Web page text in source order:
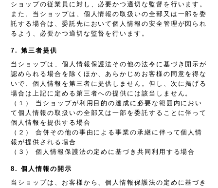
ショップの従業員に対し、必要かつ適切な監督を行います。
また、当ショップは、個人情報の取扱いの全部又は一部を委
託する場合は、委託先において個人情報の安全管理が図られ
るよう、必要かつ適切な監督を行います。
7. 第三者提供
当ショップは、個人情報保護法その他の法令に基づき開示が
認められる場合を除くほか、あらかじめお客様の同意を得な
いで、個人情報を第三者に提供しません。但し、次に掲げる
場合は上記に定める第三者への提供には該当しません。
（１） 当ショップが利用目的の達成に必要な範囲内におい
て個人情報の取扱いの全部又は一部を委託することに伴って
個人情報を提供する場合
（２） 合併その他の事由による事業の承継に伴って個人情
報が提供される場合
（３） 個人情報保護法の定めに基づき共同利用する場合
8. 個人情報の開示
当ショップは、お客様から、個人情報保護法の定めに基づき